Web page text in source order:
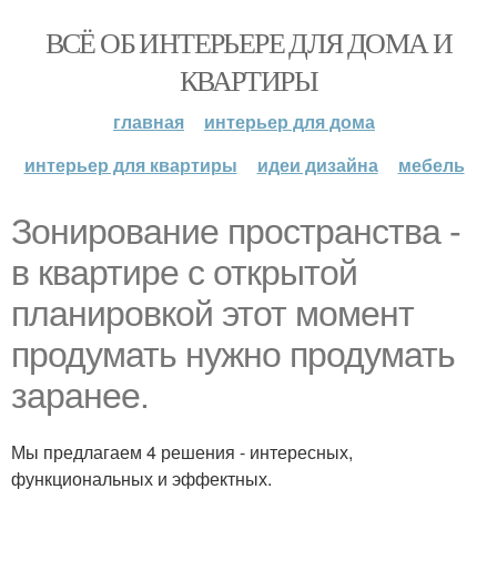
ВСЁ ОБ ИНТЕРЬЕРЕ ДЛЯ ДОМА И
КВАРТИРЫ
главная
интерьер для дома
интерьер для квартиры
идеи дизайна мебель
Зонирование пространства -
в квартире с открытой
планировкой этот момент
продумать нужно продумать
заранее.
Мы предлагаем 4 решения - интересных,
функциональных и эффектных.